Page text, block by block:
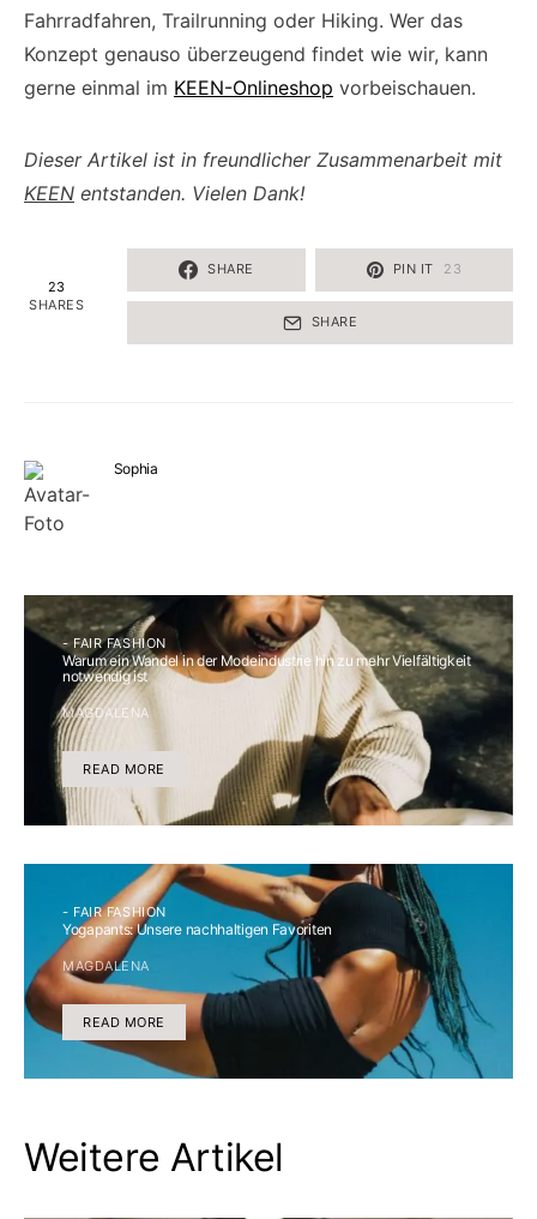
Fahrradfahren, Trailrunning oder Hiking. Wer das
Konzept genauso überzeugend findet wie wir, kann
gerne einmal im KEEN-Onlineshop vorbeischauen.
Dieser Artikel ist in freundlicher Zusammenarbeit mit
KEEN entstanden. Vielen Dank!
23
SHARES
SHARE PIN IT 23
SHARE
Sophia
- FAIR FASHION
Warum ein Wandel in der Modeindustrie hin zu mehr Vielfältigkeit
notwendig ist
MAGDALENA
READ MORE
- FAIR FASHION
Yogapants: Unsere nachhaltigen Favoriten
MAGDALENA
READ MORE
Weitere Artikel